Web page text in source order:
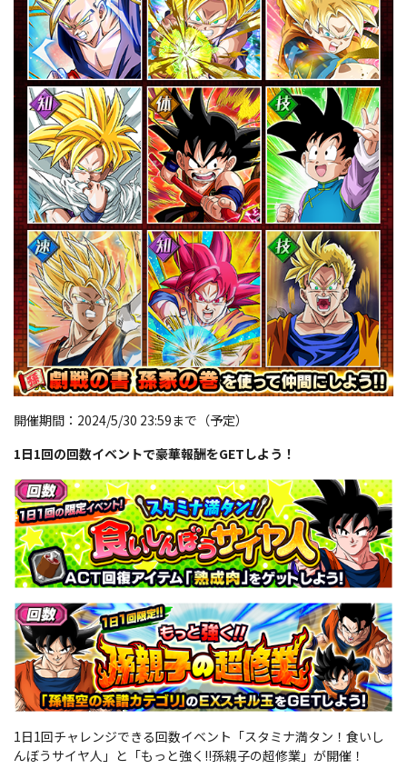
開催期間：2024/5/30 23:59まで（予定）
1日1回の回数イベントで豪華報酬をGETしよう！
1日1回チャレンジできる回数イベント「スタミナ満タン！食いし
んぼうサイヤ人」と「もっと強く!!孫親子の超修業」が開催！